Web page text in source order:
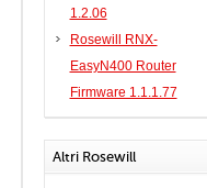
1.2.06
Rosewill RNX-
EasyN400 Router
Firmware 1.1.1.77
Altri Rosewill